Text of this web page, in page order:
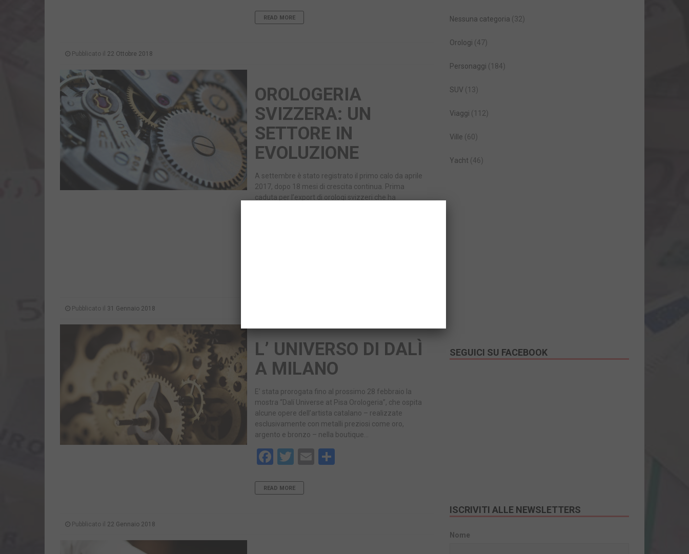
READ MORE
Pubblicato il 22 Ottobre 2018
OROLOGERIA
SVIZZERA: UN
SETTORE IN
EVOLUZIONE
A settembre è stato registrato il primo calo da aprile
2017, dopo 18 mesi di crescita continua. Prima
caduta per l’export di orologi svizzeri che ha
Pubblicato il 31 Gennaio 2018
L’ UNIVERSO DI DALÌ
A MILANO
E’ stata prorogata fino al prossimo 28 febbraio la
mostra “Dalí Universe at Pisa Orologeria”, che ospita
alcune opere dell’artista catalano – realizzate
esclusivamente con metalli preziosi come oro,
argento e bronzo – nella boutique…
Facebook
TwitterEmail
READ MORE
Pubblicato il 22 Gennaio 2018
Nessuna categoria (32)
Orologi (47)
Personaggi (184)
SUV (13)
Viaggi (112)
Ville (60)
Yacht (46)
SEGUICI SU FACEBOOK
ISCRIVITI ALLE NEWSLETTERS
Nome